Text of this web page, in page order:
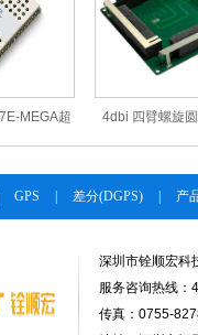
MEGA超
4dbi 四臂螺旋
GPS 差分(DGPS) 产
深圳市铨顺宏科
服务咨询热线
传真：0755-